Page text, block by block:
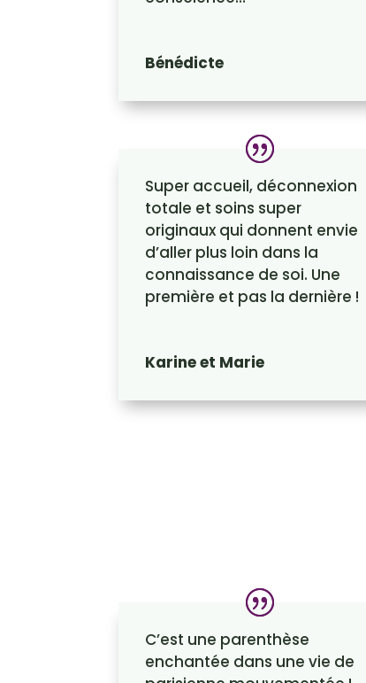
Bénédicte
Super accueil, déconnexion
totale et soins super
originaux qui donnent envie
d’aller plus loin dans la
connaissance de soi. Une
première et pas la dernière !
Karine et Marie
C’est une parenthèse
enchantée dans une vie de